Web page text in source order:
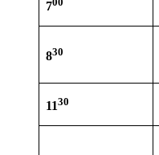
7
830
1130